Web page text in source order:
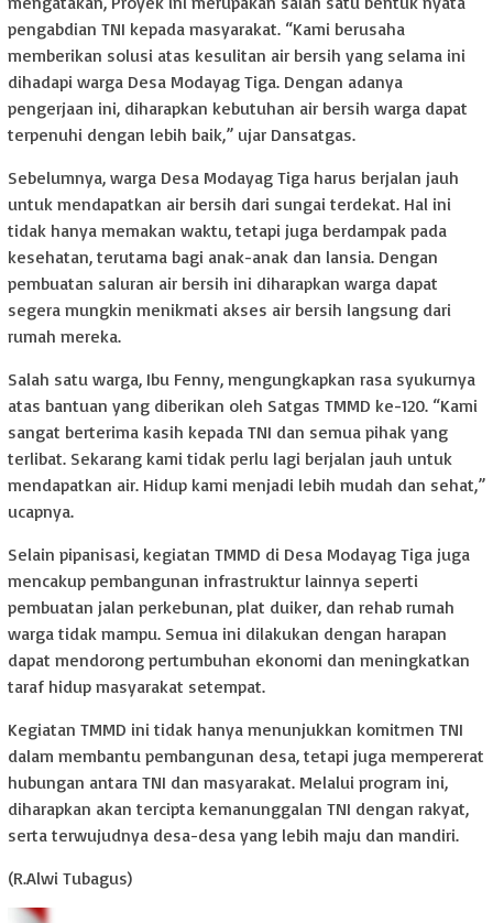
pengabdian TNI kepada masyarakat. “Kami berusaha
memberikan solusi atas kesulitan air bersih yang selama ini
dihadapi warga Desa Modayag Tiga. Dengan adanya
pengerjaan ini, diharapkan kebutuhan air bersih warga dapat
terpenuhi dengan lebih baik,” ujar Dansatgas.
Sebelumnya, warga Desa Modayag Tiga harus berjalan jauh
untuk mendapatkan air bersih dari sungai terdekat. Hal ini
tidak hanya memakan waktu, tetapi juga berdampak pada
kesehatan, terutama bagi anak-anak dan lansia. Dengan
pembuatan saluran air bersih ini diharapkan warga dapat
segera mungkin menikmati akses air bersih langsung dari
rumah mereka.
Salah satu warga, Ibu Fenny, mengungkapkan rasa syukurnya
atas bantuan yang diberikan oleh Satgas TMMD ke-120. “Kami
sangat berterima kasih kepada TNI dan semua pihak yang
terlibat. Sekarang kami tidak perlu lagi berjalan jauh untuk
mendapatkan air. Hidup kami menjadi lebih mudah dan sehat,”
ucapnya.
Selain pipanisasi, kegiatan TMMD di Desa Modayag Tiga juga
mencakup pembangunan infrastruktur lainnya seperti
pembuatan jalan perkebunan, plat duiker, dan rehab rumah
warga tidak mampu. Semua ini dilakukan dengan harapan
dapat mendorong pertumbuhan ekonomi dan meningkatkan
taraf hidup masyarakat setempat.
Kegiatan TMMD ini tidak hanya menunjukkan komitmen TNI
dalam membantu pembangunan desa, tetapi juga mempererat
hubungan antara TNI dan masyarakat. Melalui program ini,
diharapkan akan tercipta kemanunggalan TNI dengan rakyat,
serta terwujudnya desa-desa yang lebih maju dan mandiri.
(R.Alwi Tubagus)